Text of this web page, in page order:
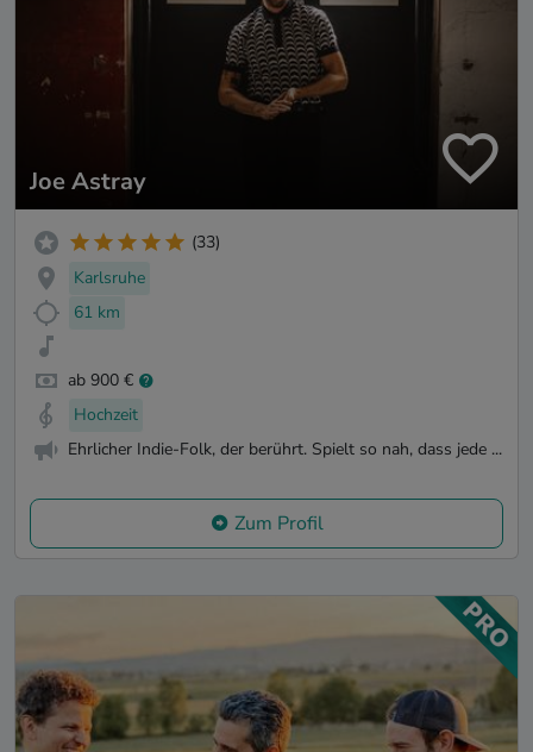
Joe Astray
(33)
Karlsruhe
61 km
ab 900 €
Hochzeit
Ehrlicher Indie-Folk, der berührt. Spielt so nah, dass jede ...
Zum Profil